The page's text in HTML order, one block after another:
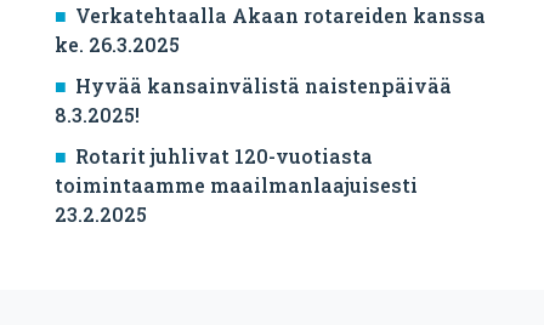
Verkatehtaalla Akaan rotareiden kanssa
ke. 26.3.2025
Hyvää kansainvälistä naistenpäivää
8.3.2025!
Rotarit juhlivat 120-vuotiasta
toimintaamme maailmanlaajuisesti
23.2.2025